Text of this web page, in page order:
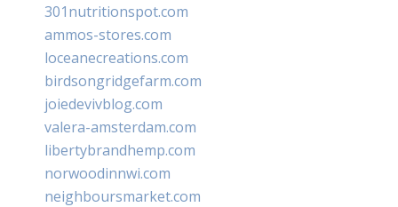
301nutritionspot.com
ammos-stores.com
loceanecreations.com
birdsongridgefarm.com
joiedevivblog.com
valera-amsterdam.com
libertybrandhemp.com
norwoodinnwi.com
neighboursmarket.com